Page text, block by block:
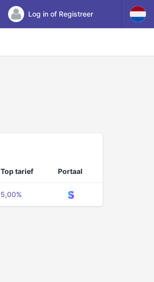
Log in of Registreer
Top tarief Portaal
5,00%